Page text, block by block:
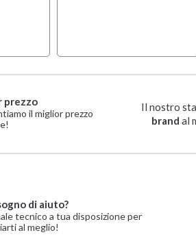
prezzo
il miglior prezzo
Il nostro
brand al
di aiuto?
tecnico a tua disposizione per
al meglio!